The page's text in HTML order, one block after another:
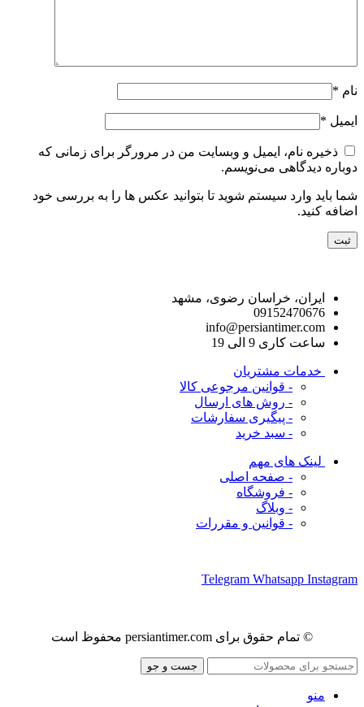
نام *
ایمیل *
ذخیره نام، ایمیل و وبسایت من در مرورگر برای زمانی که
دوباره دیدگاهی می‌نویسم.
شما باید وارد سیستم شوید تا بتوانید عکس ها را به بررسی خود
اضافه کنید.
ایران، خراسان رضوی، مشهد
09152470676
info@persiantimer.com
ساعت کاری 9 الی 19
خدمات مشتریان
- قوانین مرجوعی کالا
- روش های ارسال
- پیگیری سفارشات
- سبد خرید
لینک های مهم
- صفحه اصلی
- فروشگاه
- وبلاگ
- قوانین و مقررات
Telegram Whatsapp Instagram
© تمام حقوق برای persiantimer.com محفوظ است
جست و جو
منو